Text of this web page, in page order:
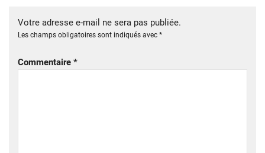
Votre adresse e-mail ne sera pas publiée.
Les champs obligatoires sont indiqués avec *
Commentaire *